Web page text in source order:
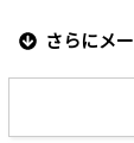
さらにメ